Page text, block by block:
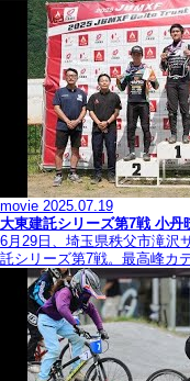
movie 2025.07.19
大東建託シリーズ第7戦 ⼩
6月29日、埼玉県秩父市滝沢
託シリーズ第7戦。最高峰カ